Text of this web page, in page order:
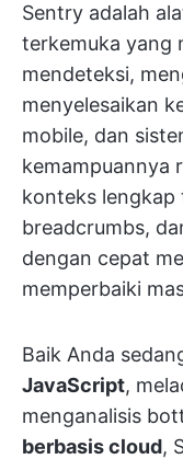
Sentry adalah
terkemuka yang
mendeteksi,
menyelesaikan
mobile, dan
kemampuannya
konteks
breadcrumbs,
dengan cepat
memperbaiki
Baik Anda
JavaScript,
menganalisis
berbasis cloud,